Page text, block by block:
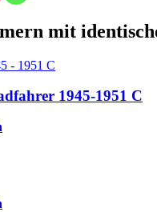
mit
1945-1951 C